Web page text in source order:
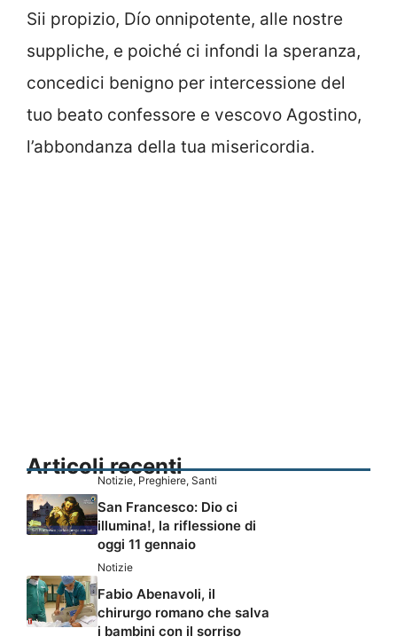
Sii propizio, Dío onnipotente, alle nostre
suppliche, e poiché ci infondi la speranza,
concedici benigno per intercessione del
tuo beato confessore e vescovo Agostino,
l’abbondanza della tua misericordia.
Articoli recenti
Notizie, Preghiere, Santi
San Francesco: Dio ci
illumina!, la riflessione di
oggi 11 gennaio
Notizie
Fabio Abenavoli, il
chirurgo romano che salva
i bambini con il sorriso